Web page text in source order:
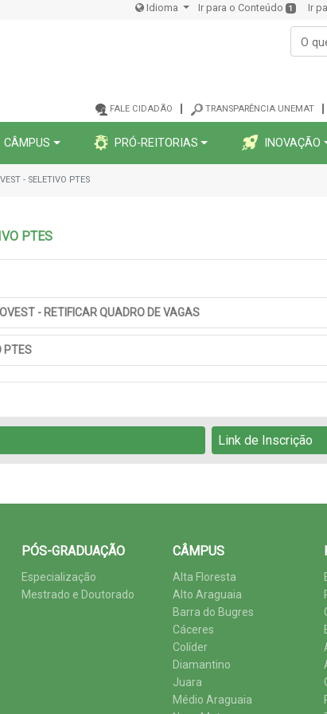
Idioma Ir para o Conteúdo 1 Ir
FALE CIDADÃO TRANSPARÊNCIA UNEMAT
CÂMPUS PRÓ-REITORIAS INOVAÇÃO
- SELETIVO PTES
PTES
- RETIFICAR QUADRO DE VAGAS
PTES
Link de Inscrição
PÓS-GRADUAÇÃO
Especialização
Mestrado e Doutorado
CÂMPUS
Alta Floresta
Alto Araguaia
Barra do Bugres
Cáceres
Colíder
Diamantino
Juara
Médio Araguaia